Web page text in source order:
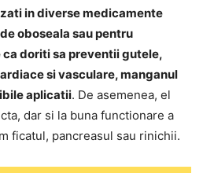
in diverse medicamente
oboseala sau pentru
doriti sa preventii gutele,
si vasculare, manganul
aplicatii. De asemenea, el
dar si la buna functionare a
ficatul, pancreasul sau rinichii.